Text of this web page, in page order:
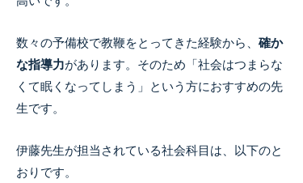
数々の予備校で教鞭をとってきた経験から、 確か
な指導力があります。 そのため「社会はつまらな
くて眠くなってしまう」という方におすすめの先
生です。
伊藤先生が担当されている社会科目は、以下のと
おりです。